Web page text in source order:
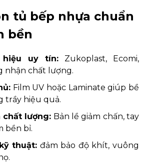
tủ bếp nhựa chuẩn
bền
hiệu uy tín: Zukoplast, Ecomi,
nhận chất lượng.
Film UV hoặc Laminate giúp bề
trầy hiệu quả.
chất lượng: Bản lề giảm chấn, tay
bền bỉ.
thuật: đảm bảo độ khít, vuông